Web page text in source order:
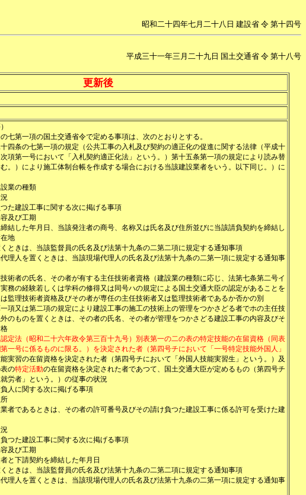
昭和二十四年七月二十八日 建設省 令 第十四号
平成三十一年三月二十九日 国土交通省 令 第十八号
更新後
七第一項の国土交通省令で定める事項は、次のとおりとする。
四条の七第一項の規定（公共工事の入札及び契約の適正化の促進に関する法律（平成十
項第一号において「入札契約適正化法」という。）第十五条第一項の規定により読み替
。）により施工体制台帳を作成する場合における当該建設業者をいう。以下同じ。）に
業の種類
た建設工事に関する次に掲げる事項
及び工期
結した年月日、当該発注者の商号、名称又は氏名及び住所並びに当該請負契約を締結し
地
ときは、当該監督員の氏名及び法第十九条の二第二項に規定する通知事項
理人を置くときは、当該現場代理人の氏名及び法第十九条の二第一項に規定する通知事
術者の氏名、その者が有する主任技術者資格（建設業の種類に応じ、法第七条第二号イ
務の経験若しくは学科の修得又は同号ハの規定による国土交通大臣の認定があることを
監理技術者資格及びその者が専任の主任技術者又は監理技術者であるか否かの別
項又は第二項の規定により建設工事の施工の技術上の管理をつかさどる者でホの主任技
のものを置くときは、その者の氏名、その者が管理をつかさどる建設工事の内容及びそ
定法（昭和二十六年政令第三百十九号）別表第一の二の表の特定技能の在留資格（同表
一号に係るものに限る。）を決定された者（第四号チにおいて「一号特定技能外国人」
実習の在留資格を決定された者（第四号チにおいて「外国人技能実習生」という。）及
の特定活動の在留資格を決定された者であつて、国土交通大臣が定めるもの（第四号チ
労者」という。）の従事の状況
人に関する次に掲げる事項
者であるときは、その者の許可番号及びその請け負つた建設工事に係る許可を受けた建
つた建設工事に関する次に掲げる事項
及び工期
と下請契約を締結した年月日
ときは、当該監督員の氏名及び法第十九条の二第二項に規定する通知事項
理人を置くときは、当該現場代理人の氏名及び法第十九条の二第一項に規定する通知事